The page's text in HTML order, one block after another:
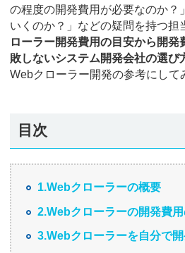
の程度の開発費用が必要なのか？
いくのか？」などの疑問を持つ担
ローラー開発費用の目安から開
敗しないシステム開発会社の選び
Webクローラー開発の参考にして
目次
1.Webクローラーの概要
2.Webクローラーの開発費
3.Webクローラーを自分で